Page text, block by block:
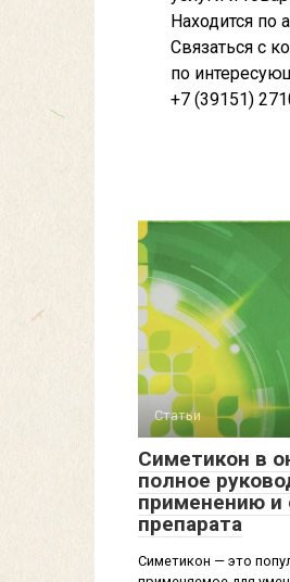
Находится по
Связаться с
по
+7 (39151)
Статьи
Симетикон в
полное
применению и
препарата
Симетикон — это